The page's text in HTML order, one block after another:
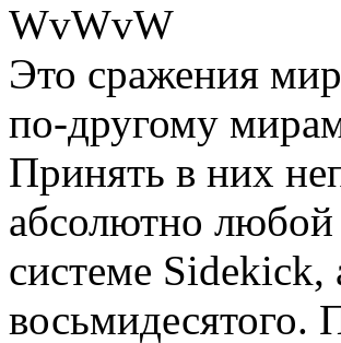
WvWvW
Это сражения
по-другому
Принять в них
абсолютно любой
системе Sidekick,
восьмидесятого.